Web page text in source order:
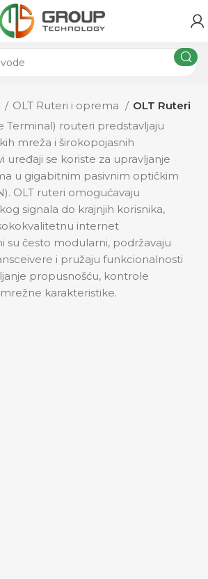
OLT Ruteri i oprema
OLT Ruteri
Terminal) routeri predstavljaju
mreža i širokopojasnih
uređaji se koriste za upravljanje
u gigabitnim pasivnim optičkim
OLT ruteri omogućavaju
signala do krajnjih korisnika,
internet
su često modularni, podržavaju
i pružaju funkcionalnosti
propusnošću, kontrole
karakteristike.